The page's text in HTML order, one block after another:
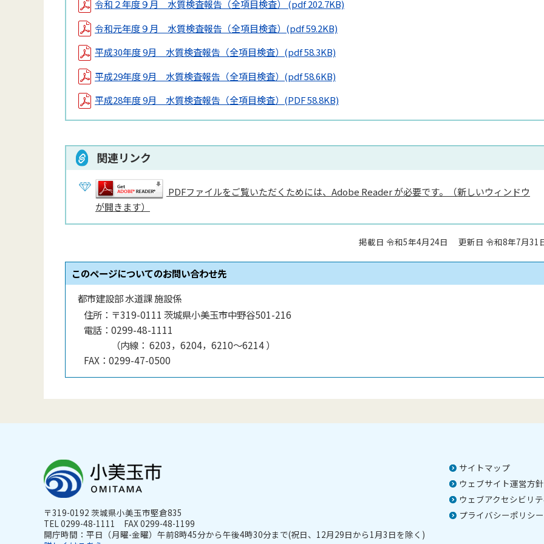
令和２年度９月 水質検査報告（全項目検査） (pdf 202.7KB)
令和元年度９月 水質検査報告（全項目検査） (pdf 59.2KB)
平成30年度 9月 水質検査報告（全項目検査） (pdf 58.3KB)
平成29年度 9月 水質検査報告（全項目検査） (pdf 58.6KB)
平成28年度 9月 水質検査報告（全項目検査） (PDF 58.8KB)
関連リンク
PDFファイルをご覧いただくためには、Adobe Reader が必要です。（新しいウィンドウ
が開きます）
掲載日 令和5年4月24日 更新日 令和8年7月31
このページについてのお問い合わせ先
都市建設部 水道課 施設係
住所： 〒319-0111 茨城県小美玉市中野谷501-216
電話： 0299-48-1111
（内線 ： 6203，6204，6210〜6214）
FAX： 0299-47-0500
サイトマップ
ウェブサイト運営方針
ウェブアクセシビリ
プライバシーポリシー
〒319-0192 茨城県小美玉市堅倉835
TEL 0299-48-1111 FAX 0299-48-1199
開庁時間：平日（月曜-金曜）午前8時45分から午後4時30分まで(祝日、12月29日から1月3日を除く)